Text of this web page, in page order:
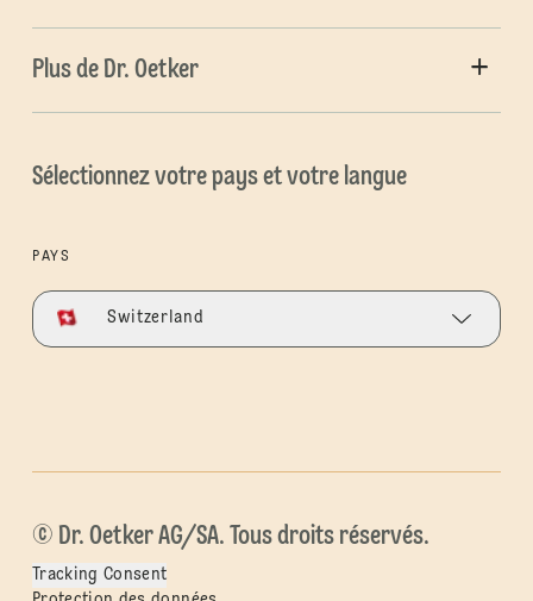
Plus de Dr. Oetker
Sélectionnez votre pays et votre langue
PAYS
Switzerland
© Dr. Oetker AG/SA. Tous droits réservés.
Tracking Consent